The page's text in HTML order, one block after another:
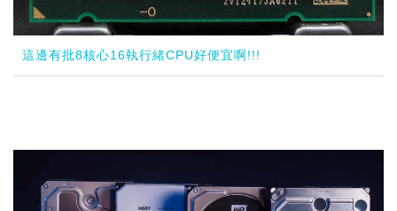
這邊有批8核心16執行緒CPU好便宜啊!!!